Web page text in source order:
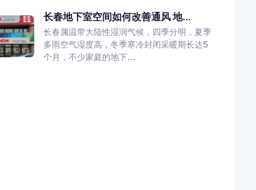
长春地下室空间如何改善通风 地...
长春属温带大陆性湿润气候，四季分明，夏季
多雨空气湿度高，冬季寒冷封闭采暖期长达5
个月，不少家庭的地下...